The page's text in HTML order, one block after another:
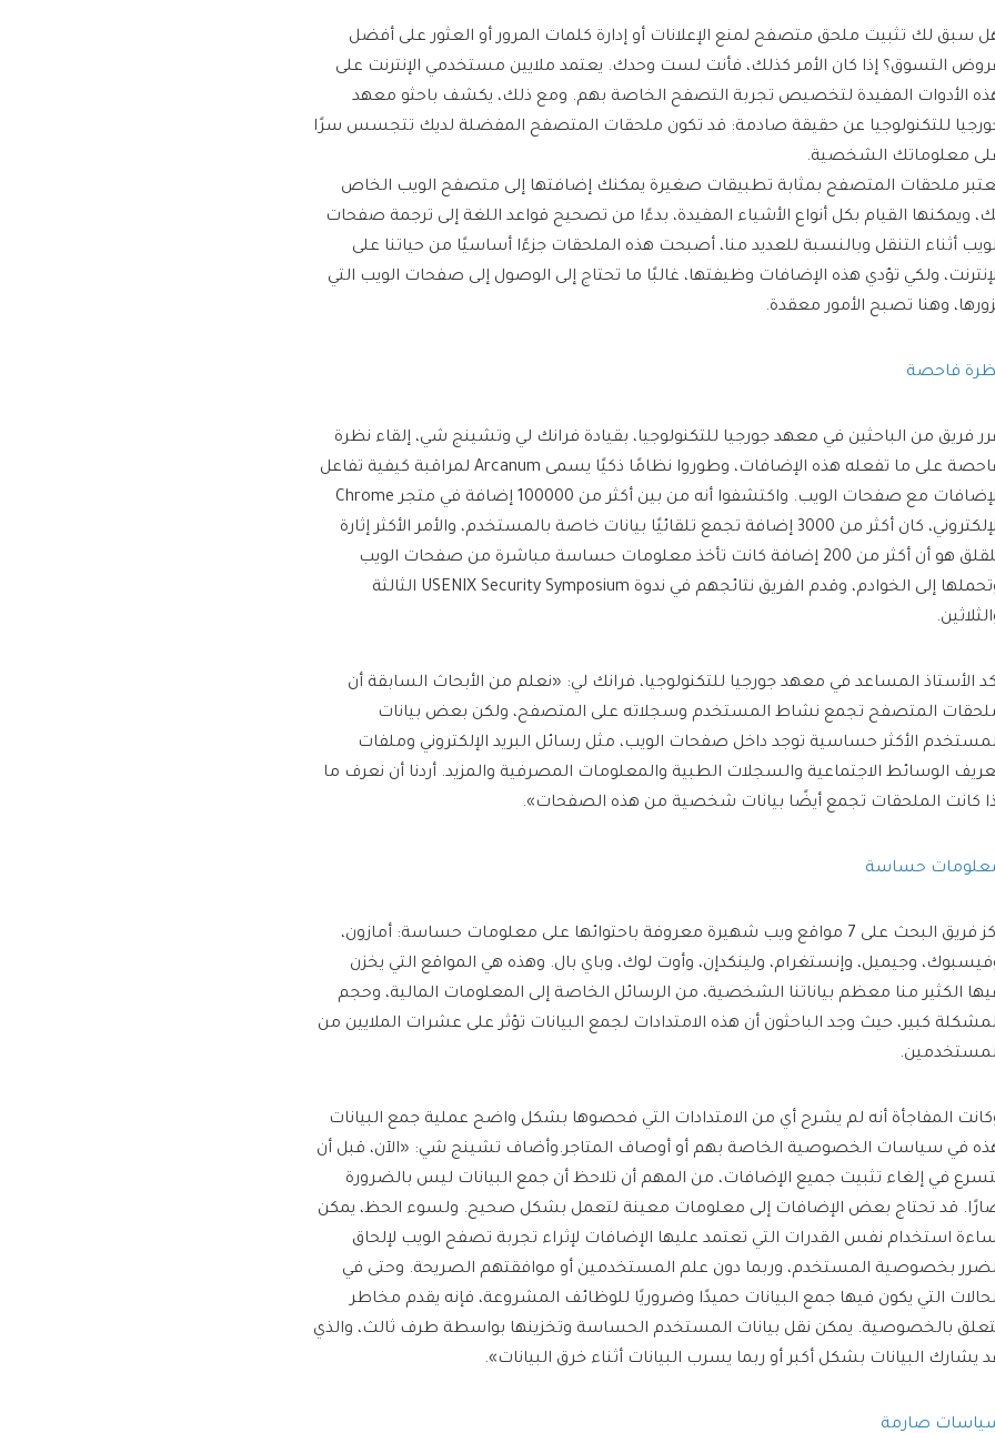
سبق لك تثبيت ملحق متصفح لمنع الإعلانات أو إدارة كلمات المرور أو العثور على أفضل
التسوق؟ إذا كان الأمر كذلك، فأنت لست وحدك. يعتمد ملايين مستخدمي الإنترنت على
الأدوات المفيدة لتخصيص تجربة التصفح الخاصة بهم. ومع ذلك، يكشف باحثو معهد
للتكنولوجيا عن حقيقة صادمة: قد تكون ملحقات المتصفح المفضلة لديك تتجسس سرًا
معلوماتك الشخصية.
ملحقات المتصفح بمثابة تطبيقات صغيرة يمكنك إضافتها إلى متصفح الويب الخاص
ويمكنها القيام بكل أنواع الأشياء المفيدة، بدءًا من تصحيح قواعد اللغة إلى ترجمة صفحات
أثناء التنقل وبالنسبة للعديد منا، أصبحت هذه الملحقات جزءًا أساسيًا من حياتنا على
ولكي تؤدي هذه الإضافات وظيفتها، غالبًا ما تحتاج إلى الوصول إلى صفحات الويب التي
وهنا تصبح الأمور معقدة.
فاحصة
فريق من الباحثين في معهد جورجيا للتكنولوجيا، بقيادة فرانك لي وتشينج شي، إلقاء نظرة
فاحصة على ما تفعله هذه الإضافات، وطوروا نظامًا ذكيًا يسمى Arcanum لمراقبة كيفية تفاعل
الإضافات مع صفحات الويب. واكتشفوا أنه من بين أكثر من 100000 إضافة في متجر Chrome
الإلكتروني، كان أكثر من 3000 إضافة تجمع تلقائيًا بيانات خاصة بالمستخدم، والأمر الأكثر إثارة
للقلق هو أن أكثر من 200 إضافة كانت تأخذ معلومات حساسة مباشرة من صفحات الويب
وتحملها إلى الخوادم، وقدم الفريق نتائجهم في ندوة USENIX Security Symposium الثالثة
الأستاذ المساعد في معهد جورجيا للتكنولوجيا، فرانك لي: «نعلم من الأبحاث السابقة أن
المتصفح تجمع نشاط المستخدم وسجلاته على المتصفح، ولكن بعض بيانات
الأكثر حساسية توجد داخل صفحات الويب، مثل رسائل البريد الإلكتروني وملفات
الوسائط الاجتماعية والسجلات الطبية والمعلومات المصرفية والمزيد. أردنا أن نعرف ما
كانت الملحقات تجمع أيضًا بيانات شخصية من هذه الصفحات».
حساسة
ركز فريق البحث على 7 مواقع ويب شهيرة معروفة باحتوائها على معلومات حساسة: أمازون،
وجيميل، وإنستغرام، ولينكدإن، وأوت لوك، وباي بال. وهذه هي المواقع التي يخزن
الكثير منا معظم بياناتنا الشخصية، من الرسائل الخاصة إلى المعلومات المالية، وحجم
كبير، حيث وجد الباحثون أن هذه الامتدادات لجمع البيانات تؤثر على عشرات الملايين من
المفاجأة أنه لم يشرح أي من الامتدادات التي فحصوها بشكل واضح عملية جمع البيانات
في سياسات الخصوصية الخاصة بهم أو أوصاف المتاجر.وأضاف تشينج شي: «الآن، قبل أن
في إلغاء تثبيت جميع الإضافات، من المهم أن تلاحظ أن جمع البيانات ليس بالضرورة
قد تحتاج بعض الإضافات إلى معلومات معينة لتعمل بشكل صحيح. ولسوء الحظ، يمكن
استخدام نفس القدرات التي تعتمد عليها الإضافات لإثراء تجربة تصفح الويب لإلحاق
بخصوصية المستخدم، وربما دون علم المستخدمين أو موافقتهم الصريحة. وحتى في
التي يكون فيها جمع البيانات حميدًا وضروريًا للوظائف المشروعة، فإنه يقدم مخاطر
بالخصوصية. يمكن نقل بيانات المستخدم الحساسة وتخزينها بواسطة طرف ثالث، والذي
يشارك البيانات بشكل أكبر أو ربما يسرب البيانات أثناء خرق البيانات».
صارمة